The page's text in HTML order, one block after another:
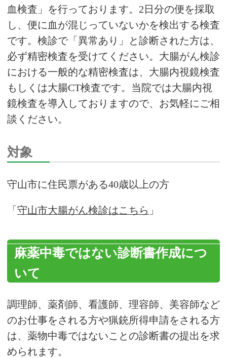
血検査」を行っております。2日分の便を採取
し、便に血が混じっていないかを検出する検査
です。検診で「異常あり」と診断された方は、
必ず精密検査を受けてください。大腸がん検診
における一般的な精密検査は、大腸内視鏡検査
もしくは大腸CT検査です。当院では大腸内視
鏡検査を導入しておりますので、お気軽にご相
談ください。
対象
守山市に住民票がある40歳以上の方
「 守山市大腸がん検診はこちら 」
麻薬中毒ではない診断書作成につ
いて
調理師、薬剤師、看護師、理容師、美容師など
のお仕事をされる方や猟銃所得申請をされる方
は、薬物中毒ではないことの診断書の提出を求
められます。